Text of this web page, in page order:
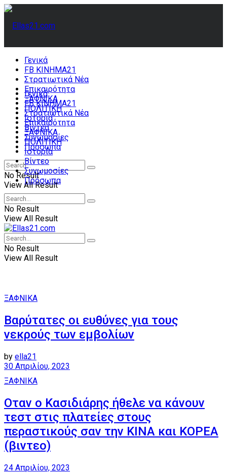
Γενικά
FB ΚΙΝΗΜΑ21
Στρατιωτικά Νέα
Επικαιρότητα
ΞΑΦΝΙΚΑ
ΠΟΛΙΤΙΚΗ
Ιστορία
Βίντεο
Συνωμοσίες
Πρόσωπα
No Result
View All Result
Γενικά
FB ΚΙΝΗΜΑ21
Στρατιωτικά Νέα
Επικαιρότητα
ΞΑΦΝΙΚΑ
ΠΟΛΙΤΙΚΗ
Ιστορία
Βίντεο
Συνωμοσίες
Πρόσωπα
No Result
View All Result
No Result
View All Result
ΞΑΦΝΙΚΑ
Βαρύτατες οι ευθύνες για τους
νεκρούς των εμβολίων
by ella21
30 Απριλίου, 2023
ΞΑΦΝΙΚΑ
Οταν ο Κασιδιάρης ήθελε να κάνουν
τεστ στις πλατείες στους
περαστικούς σαν την ΚΙΝΑ και ΚΟΡΕΑ
(βιντεο)
24 Απριλίου, 2023